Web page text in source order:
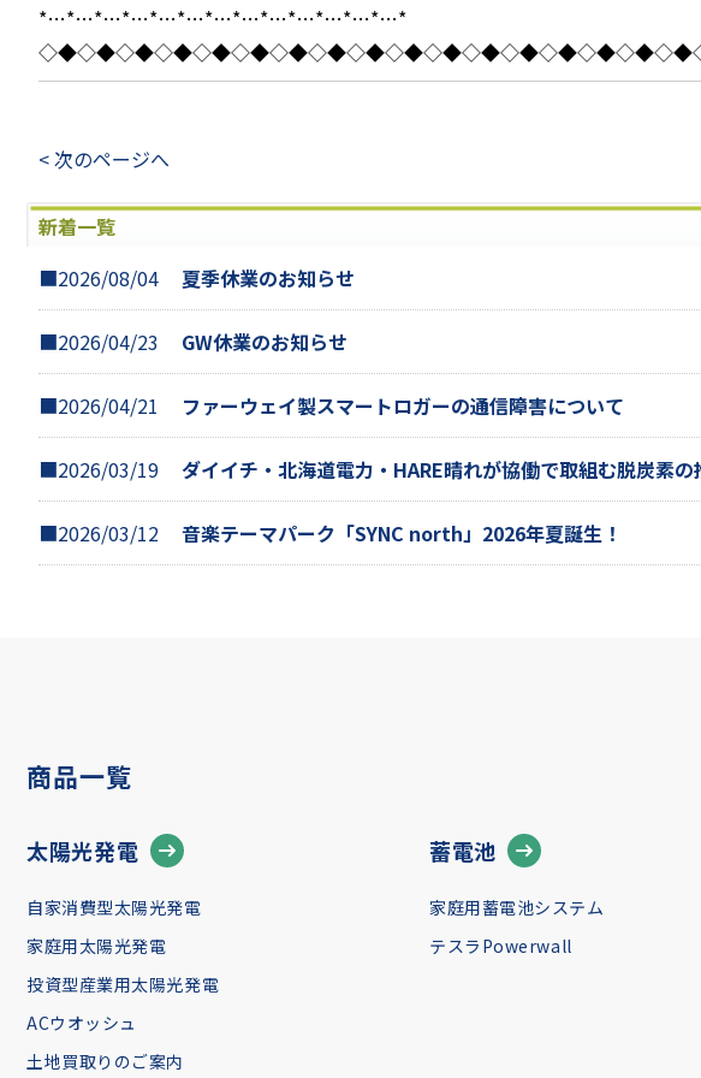
*…*…*…*…*…*…*…*…*…*…*…*…*…*
< 次のページへ
新着一覧
■2026/08/04
夏季休業のお知らせ
■2026/04/23 GW休業のお知らせ
■2026/04/21 ファーウェイ製スマートロガーの通信障害について
■2026/03/19 ダイイチ・北海道電力・HARE晴れが協働で取組む脱炭素の
■2026/03/12 音楽テーマパーク「SYNC north」2026年夏誕生！
商品一覧
太陽光発電
自家消費型太陽光発電
家庭用太陽光発電
投資型産業用太陽光発電
ACウオッシュ
土地買取りのご案内
蓄電池
家庭用蓄電池システム
テスラPowerwall